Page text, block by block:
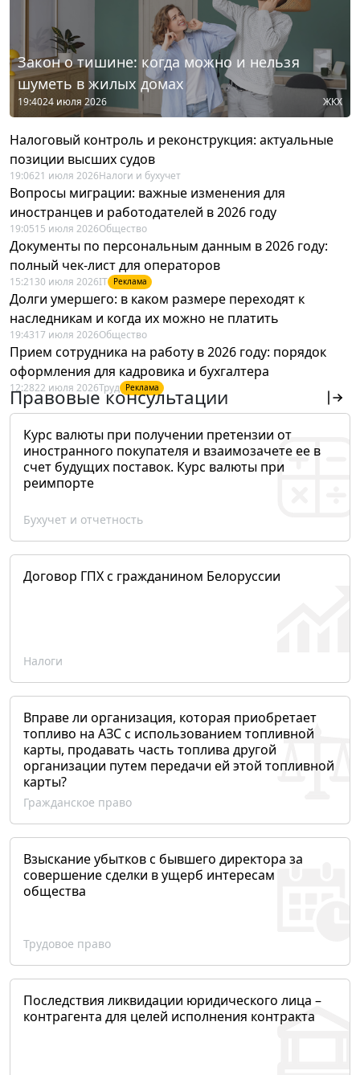
Закон о тишине: когда можно и нельзя
шуметь в жилых домах
19:4024 июля 2026 ЖКХ
Налоговый контроль и реконструкция: актуальные
позиции высших судов
19:0621 июля 2026Налоги и бухучет
Вопросы миграции: важные изменения для
иностранцев и работодателей в 2026 году
19:0515 июля 2026Общество
Документы по персональным данным в 2026 году:
полный чек-лист для операторов
15:21 30 июля 2026IT Реклама
Долги умершего: в каком размере переходят к
наследникам и когда их можно не платить
19:4317 июля 2026Общество
Прием сотрудника на работу в 2026 году: порядок
оформления для кадровика и бухгалтера
12:2822 июля 2026Труд Реклама
Правовые консультации
Курс валюты при получении претензии от
иностранного покупателя и взаимозачете ее в
счет будущих поставок. Курс валюты при
реимпорте
Бухучет и отчетность
Договор ГПХ с гражданином Белоруссии
Налоги
Вправе ли организация, которая приобретает
топливо на АЗС с использованием топливной
карты, продавать часть топлива другой
организации путем передачи ей этой топливной
карты?
Гражданское право
Взыскание убытков с бывшего директора за
совершение сделки в ущерб интересам
общества
Трудовое право
Последствия ликвидации юридического лица –
контрагента для целей исполнения контракта